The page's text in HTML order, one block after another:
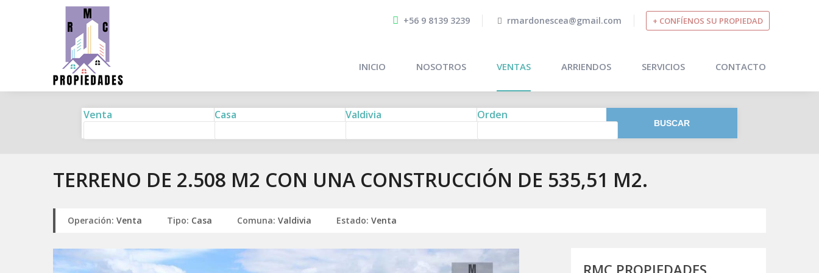
+56 9 8139 3239 rmardonescea@gmail.com + CONFÍENOS SU PROPIEDAD
INICIO NOSOTROS VENTAS ARRIENDOS SERVICIOS CONTACTO
Venta Casa Valdivia Orden
TERRENO DE 2.508 M2 CON UNA CONSTRUCCIÓN DE 535,51 M2.
Operación: Venta Tipo: Casa Comuna: Valdivia Estado: Venta
RMC PROPIEDADES